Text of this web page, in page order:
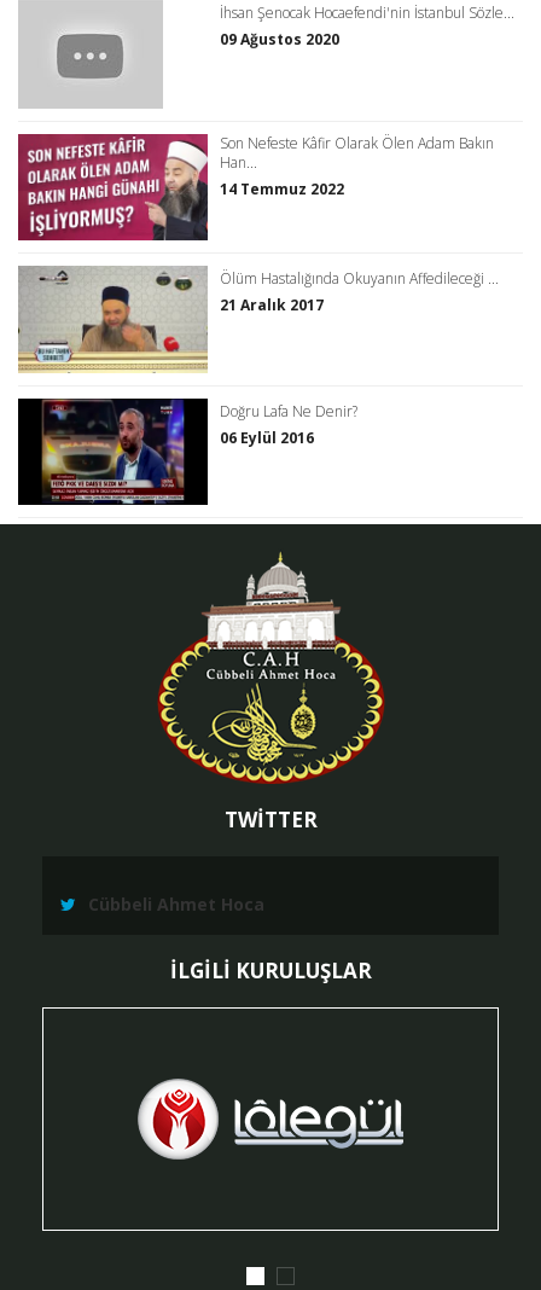
İhsan Şenocak Hocaefendi'nin İstanbul Sözle...
09 Ağustos 2020
Son Nefeste Kâfir Olarak Ölen Adam Bakın
Han...
14 Temmuz 2022
Ölüm Hastalığında Okuyanın Affedileceği ...
21 Aralık 2017
Doğru Lafa Ne Denir?
06 Eylül 2016
TWİTTER
Cübbeli Ahmet Hoca
İLGİLİ KURULUŞLAR